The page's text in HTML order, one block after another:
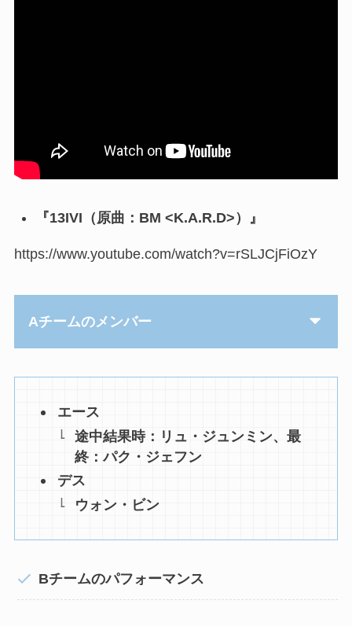
『13IVI（原曲：BM <K.A.R.D>）』
https://www.youtube.com/watch?v=rSLJCjFiOzY
Aチームのメンバー
エース
途中結果時：リュ・ジュンミン、最
終：パク・ジェフン
デス
ウォン・ビン
Bチームのパフォーマンス